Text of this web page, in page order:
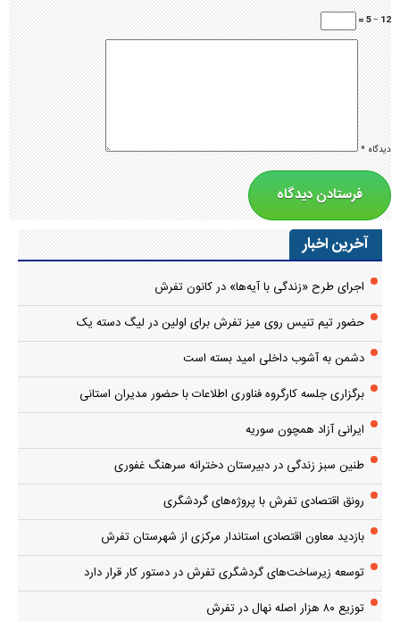
12 − 5 =
دیدگاه*
آخرین اخبار
اجرای طرح «زندگی با آیه‌ها» در کانون تفرش
حضور تیم تنیس روی میز تفرش برای اولین در لیگ دسته یک
دشمن به آشوب داخلی امید بسته است
برگزاری جلسه کارگروه فناوری اطلاعات با حضور مدیران استانی
ایرانی آزاد همچون سوریه
طنین سبز زندگی در دبیرستان دخترانه سرهنگ غفوری
رونق اقتصادی تفرش با پروژه‌های گردشگری
بازدید معاون اقتصادی استاندار مرکزی از شهرستان تفرش
توسعه زیرساخت‌های گردشگری تفرش در دستور کار قرار دارد
توزیع ۸۰ هزار اصله نهال در تفرش